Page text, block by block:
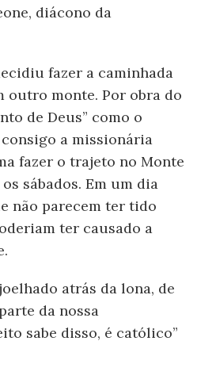
diácono da
fazer a caminhada
outro monte. Por obra do
de Deus” como o
a missionária
fazer o trajeto no Monte
sábados. Em um dia
não parecem ter tido
ter causado a
atrás da lona, de
da nossa
sabe disso, é católico”